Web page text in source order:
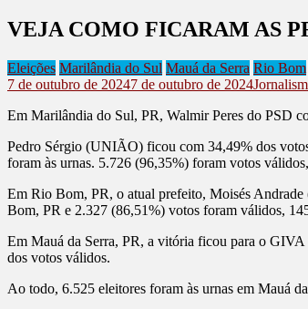
VEJA COMO FICARAM AS
Eleições Marilândia do Sul Mauá da Serra Rio Bom
7 de outubro de 20247 de outubro de 2024
Em Marilândia do Sul, PR, Walmir Peres do PSD
Pedro Sérgio (UNIÃO) ficou com 34,49% dos
foram às urnas. 5.726 (96,35%) foram votos
Em Rio Bom, PR, o atual prefeito, Moisés
Bom, PR e 2.327 (86,51%) votos foram válidos,
Em Mauá da Serra, PR, a vitória ficou para o
dos votos válidos.
Ao todo, 6.525 eleitores foram às urnas em Mauá